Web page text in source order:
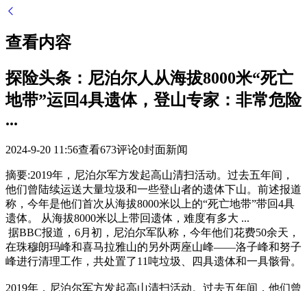
查看内容
探险头条：尼泊尔人从海拔8000米“死亡
地带”运回4具遗体，登山专家：非常危险
...
2024-9-20 11:56查看673评论0封面新闻
摘要:2019年，尼泊尔军方发起高山清扫活动。过去五年间，
他们曾陆续运送大量垃圾和一些登山者的遗体下山。前述报道
称，今年是他们首次从海拔8000米以上的“死亡地带”带回4具
遗体。 从海拔8000米以上带回遗体，难度有多大 ...
据BBC报道，6月初，尼泊尔军队称，今年他们花费50余天，
在珠穆朗玛峰和喜马拉雅山的另外两座山峰——洛子峰和努子
峰进行清理工作，共处置了11吨垃圾、四具遗体和一具骸骨。
2019年，尼泊尔军方发起高山清扫活动。过去五年间，他们曾